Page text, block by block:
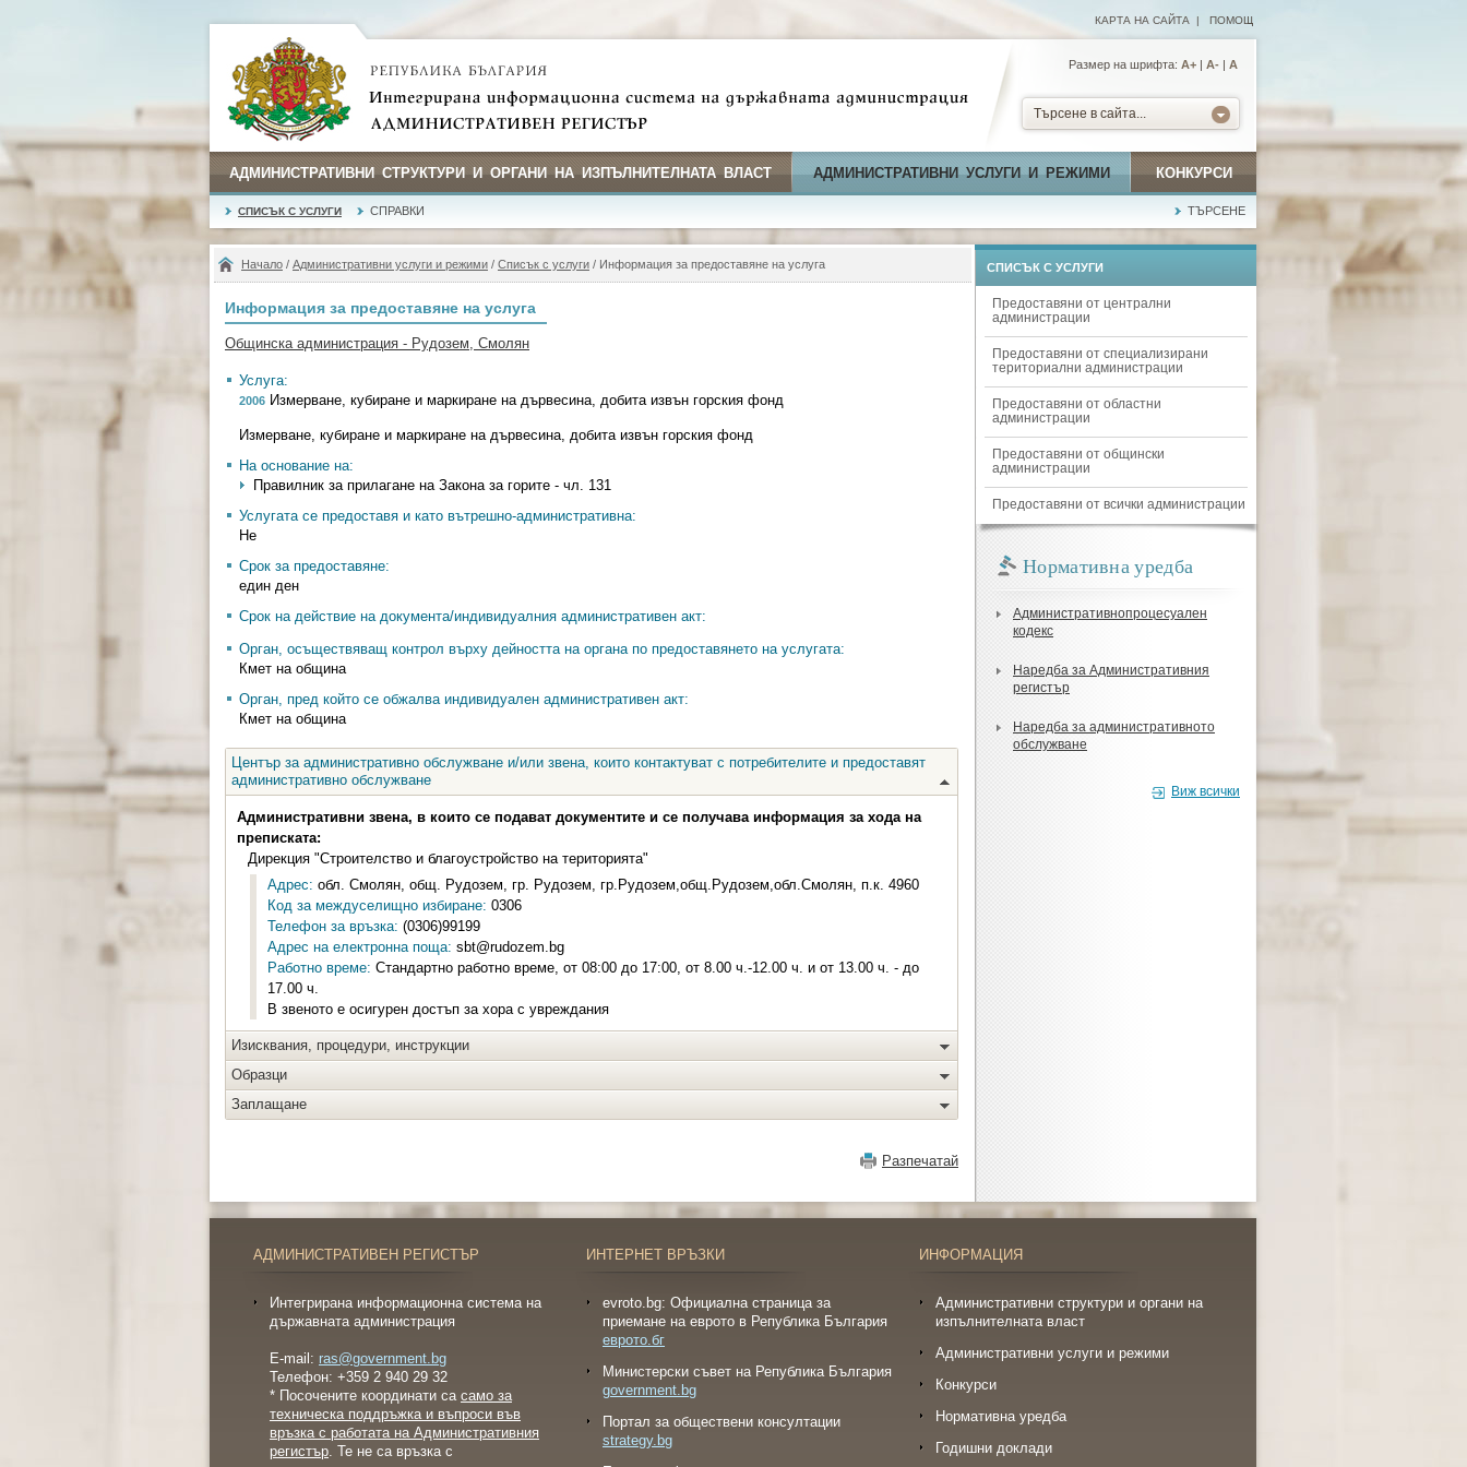
КАРТА НА САЙТА | ПОМОЩ
Размер на шрифта: А+ | A- | A
Търсене в сайта...
АДМИНИСТРАТИВНИ СТРУКТУРИ И ОРГАНИ НА ИЗПЪЛНИТЕЛНАТА ВЛАСТ АДМИНИСТРАТИВНИ УСЛУГИ И РЕЖИМИ КОНКУРСИ
СПИСЪК С УСЛУГИ СПРАВКИ ТЪРСЕНЕ
Начало / Административни услуги и режими / Списък с услуги / Информация за предоставяне на услуга
Информация за предоставяне на услуга
Общинска администрация - Рудозем, Смолян
Услуга:
2006 Измерване, кубиране и маркиране на дървесина, добита извън горския фонд
Измерване, кубиране и маркиране на дървесина, добита извън горския фонд
На основание на:
Правилник за прилагане на Закона за горите - чл. 131
Услугата се предоставя и като вътрешно-административна:
Не
Срок за предоставяне:
един ден
Срок на действие на документа/индивидуалния административен акт:
Орган, осъществяващ контрол върху дейността на органа по предоставянето на услугата:
Кмет на община
Орган, пред който се обжалва индивидуален административен акт:
Кмет на община
Център за административно обслужване и/или звена, които контактуват с потребителите и предоставят
административно обслужване
Административни звена, в които се подават документите и се получава информация за хода на
преписката:
Дирекция "Строителство и благоустройство на територията"
Адрес: обл. Смолян, общ. Рудозем, гр. Рудозем, гр.Рудозем,общ.Рудозем,обл.Смолян, п.к. 4960
Код за междуселищно избиране: 0306
Телефон за връзка: (0306)99199
Адрес на електронна поща: sbt@rudozem.bg
Работно време: Стандартно работно време, от 08:00 до 17:00, от 8.00 ч.-12.00 ч. и от 13.00 ч. - до
17.00 ч.
В звеното е осигурен достъп за хора с увреждания
Изисквания, процедури, инструкции
Образци
Заплащане
Разпечатай
СПИСЪК С УСЛУГИ
Предоставяни от централни
администрации
Предоставяни от специализирани
териториални администрации
Предоставяни от областни
администрации
Предоставяни от общински
администрации
Предоставяни от всички администрации
Нормативна уредба
Административнопроцесуален
кодекс
Наредба за Административния
регистър
Наредба за административното
обслужване
Виж всички
АДМИНИСТРАТИВЕН РЕГИСТЪР
Интегрирана информационна система на
държавната администрация
E-mail: ras@government.bg
Телефон: +359 2 940 29 32
* Посочените координати са само за
техническа поддръжка и въпроси във
връзка с работата на Административния
регистър. Те не са връзка с
ИНТЕРНЕТ ВРЪЗКИ
evroto.bg: Официална страница за
приемане на еврото в Република България
еврото.бг
Министерски съвет на Република България
government.bg
Портал за обществени консултации
strategy.bg
ИНФОРМАЦИЯ
Административни структури и органи на
изпълнителната власт
Административни услуги и режими
Конкурси
Нормативна уредба
Годишни доклади